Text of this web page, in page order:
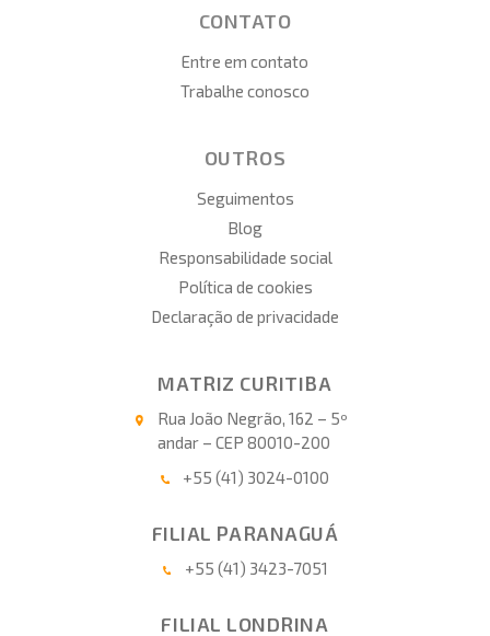
CONTATO
Entre em contato
Trabalhe conosco
OUTROS
Seguimentos
Blog
Responsabilidade social
Política de cookies
Declaração de privacidade
MATRIZ CURITIBA
Rua João Negrão, 162 – 5º
andar – CEP 80010-200
+55 (41) 3024-0100
FILIAL PARANAGUÁ
+55 (41) 3423-7051
FILIAL LONDRINA